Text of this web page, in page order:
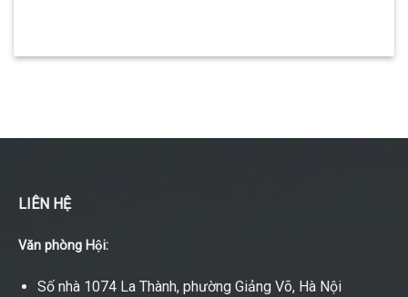
LIÊN HỆ
Văn phòng Hội:
Số nhà 1074 La Thành, phường Giảng Võ, Hà Nội